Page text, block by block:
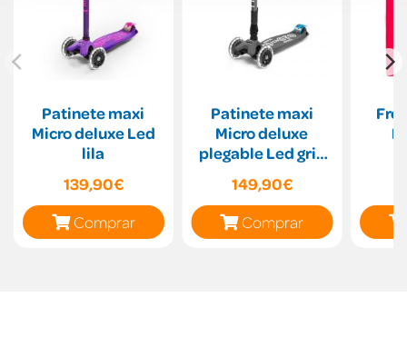
Patinete maxi
Micro deluxe Led
lila
139,90€
Comprar
Patinete maxi
Micro deluxe
plegable Led gris
149,90€
Comprar